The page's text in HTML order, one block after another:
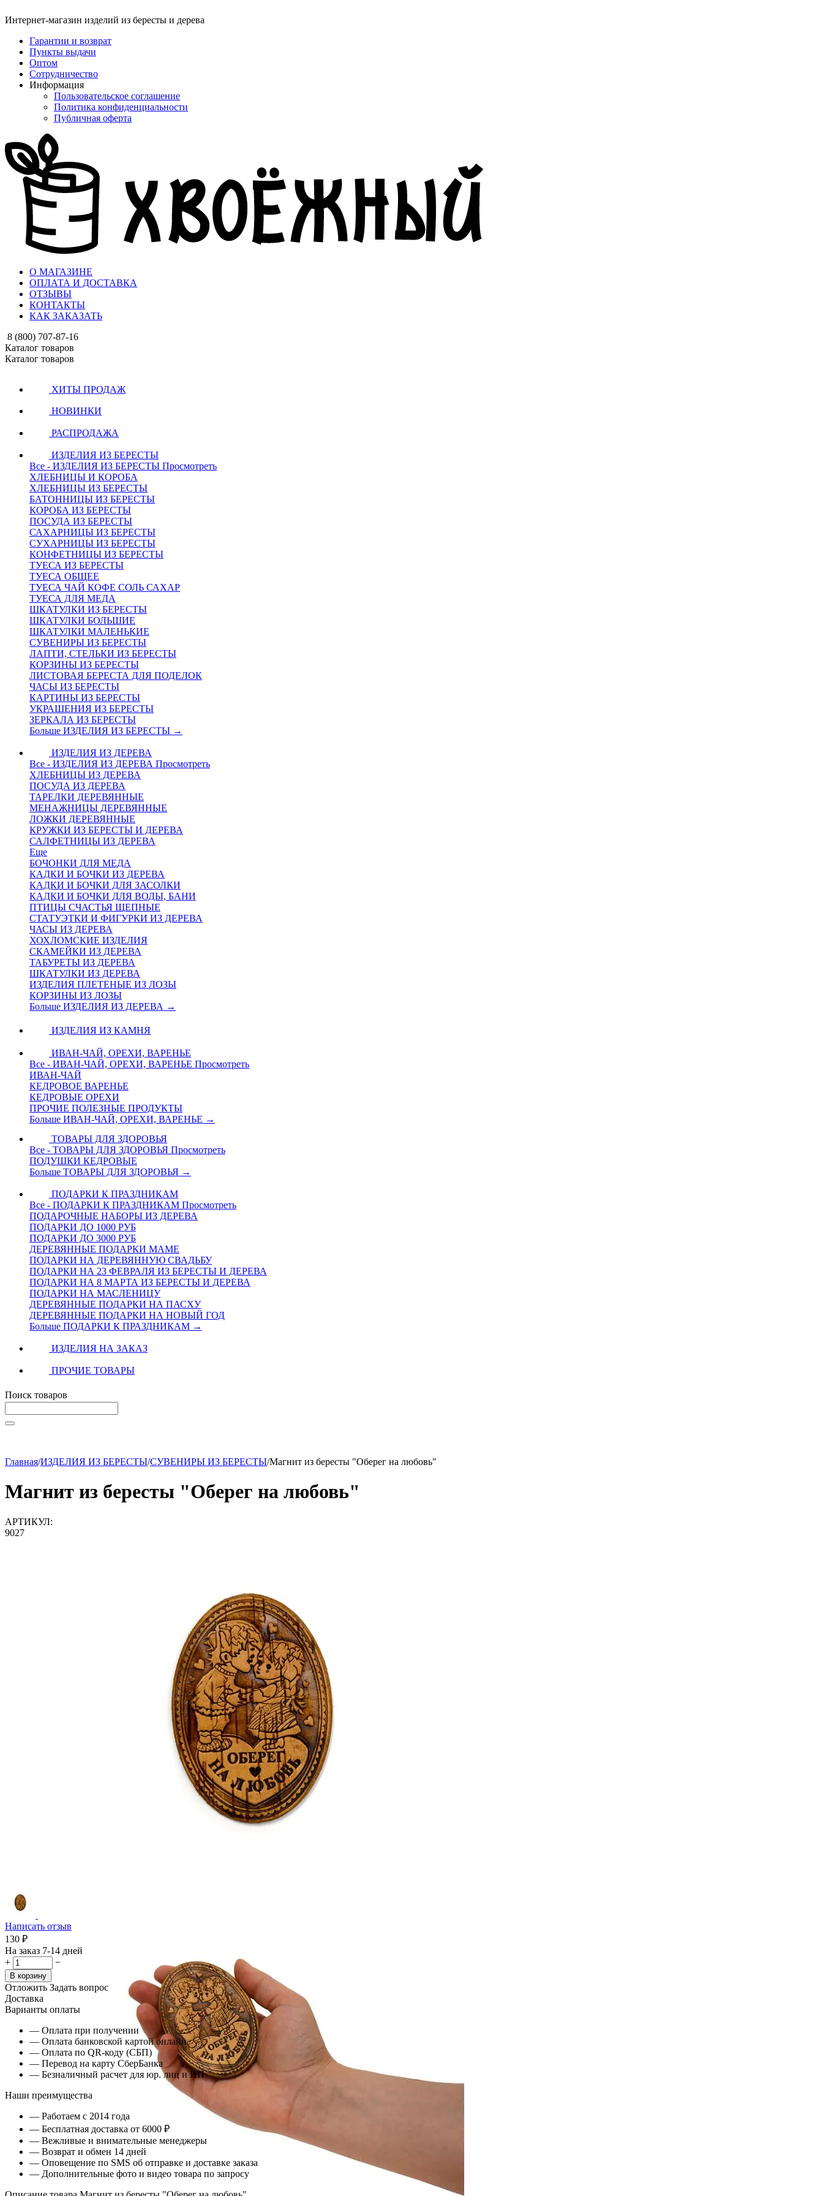
Интернет-магазин изделий из бересты и дерева
Гарантии и возврат
Пункты выдачи
Оптом
Сотрудничество
Информация
Пользовательское соглашение
Политика конфиденциальности
Публичная оферта
О МАГАЗИНЕ
ОПЛАТА И ДОСТАВКА
ОТЗЫВЫ
КОНТАКТЫ
КАК ЗАКАЗАТЬ
8 (800) 707-87-16
Каталог товаров
Каталог товаров
ХИТЫ ПРОДАЖ
НОВИНКИ
РАСПРОДАЖА
ИЗДЕЛИЯ ИЗ БЕРЕСТЫ
Все - ИЗДЕЛИЯ ИЗ БЕРЕСТЫ Просмотреть
ХЛЕБНИЦЫ И КОРОБА
ХЛЕБНИЦЫ ИЗ БЕРЕСТЫ
БАТОННИЦЫ ИЗ БЕРЕСТЫ
КОРОБА ИЗ БЕРЕСТЫ
ПОСУДА ИЗ БЕРЕСТЫ
САХАРНИЦЫ ИЗ БЕРЕСТЫ
СУХАРНИЦЫ ИЗ БЕРЕСТЫ
КОНФЕТНИЦЫ ИЗ БЕРЕСТЫ
ТУЕСА ИЗ БЕРЕСТЫ
ТУЕСА ОБЩЕЕ
ТУЕСА ЧАЙ КОФЕ СОЛЬ САХАР
ТУЕСА ДЛЯ МЕДА
ШКАТУЛКИ ИЗ БЕРЕСТЫ
ШКАТУЛКИ БОЛЬШИЕ
ШКАТУЛКИ МАЛЕНЬКИЕ
СУВЕНИРЫ ИЗ БЕРЕСТЫ
ЛАПТИ, СТЕЛЬКИ ИЗ БЕРЕСТЫ
КОРЗИНЫ ИЗ БЕРЕСТЫ
ЛИСТОВАЯ БЕРЕСТА ДЛЯ ПОДЕЛОК
ЧАСЫ ИЗ БЕРЕСТЫ
КАРТИНЫ ИЗ БЕРЕСТЫ
УКРАШЕНИЯ ИЗ БЕРЕСТЫ
ЗЕРКАЛА ИЗ БЕРЕСТЫ
Больше ИЗДЕЛИЯ ИЗ БЕРЕСТЫ →
ИЗДЕЛИЯ ИЗ ДЕРЕВА
Все - ИЗДЕЛИЯ ИЗ ДЕРЕВА Просмотреть
ХЛЕБНИЦЫ ИЗ ДЕРЕВА
ПОСУДА ИЗ ДЕРЕВА
ТАРЕЛКИ ДЕРЕВЯННЫЕ
МЕНАЖНИЦЫ ДЕРЕВЯННЫЕ
ЛОЖКИ ДЕРЕВЯННЫЕ
КРУЖКИ ИЗ БЕРЕСТЫ И ДЕРЕВА
САЛФЕТНИЦЫ ИЗ ДЕРЕВА
Еще
БОЧОНКИ ДЛЯ МЕДА
КАДКИ И БОЧКИ ИЗ ДЕРЕВА
КАДКИ И БОЧКИ ДЛЯ ЗАСОЛКИ
КАДКИ И БОЧКИ ДЛЯ ВОДЫ, БАНИ
ПТИЦЫ СЧАСТЬЯ ЩЕПНЫЕ
СТАТУЭТКИ И ФИГУРКИ ИЗ ДЕРЕВА
ЧАСЫ ИЗ ДЕРЕВА
ХОХЛОМСКИЕ ИЗДЕЛИЯ
СКАМЕЙКИ ИЗ ДЕРЕВА
ТАБУРЕТЫ ИЗ ДЕРЕВА
ШКАТУЛКИ ИЗ ДЕРЕВА
ИЗДЕЛИЯ ПЛЕТЕНЫЕ ИЗ ЛОЗЫ
КОРЗИНЫ ИЗ ЛОЗЫ
Больше ИЗДЕЛИЯ ИЗ ДЕРЕВА →
ИЗДЕЛИЯ ИЗ КАМНЯ
ИВАН-ЧАЙ, ОРЕХИ, ВАРЕНЬЕ
Все - ИВАН-ЧАЙ, ОРЕХИ, ВАРЕНЬЕ Просмотреть
ИВАН-ЧАЙ
КЕДРОВОЕ ВАРЕНЬЕ
КЕДРОВЫЕ ОРЕХИ
ПРОЧИЕ ПОЛЕЗНЫЕ ПРОДУКТЫ
Больше ИВАН-ЧАЙ, ОРЕХИ, ВАРЕНЬЕ →
ТОВАРЫ ДЛЯ ЗДОРОВЬЯ
Все - ТОВАРЫ ДЛЯ ЗДОРОВЬЯ Просмотреть
ПОДУШКИ КЕДРОВЫЕ
Больше ТОВАРЫ ДЛЯ ЗДОРОВЬЯ →
ПОДАРКИ К ПРАЗДНИКАМ
Все - ПОДАРКИ К ПРАЗДНИКАМ Просмотреть
ПОДАРОЧНЫЕ НАБОРЫ ИЗ ДЕРЕВА
ПОДАРКИ ДО 1000 РУБ
ПОДАРКИ ДО 3000 РУБ
ДЕРЕВЯННЫЕ ПОДАРКИ МАМЕ
ПОДАРКИ НА ДЕРЕВЯННУЮ СВАДЬБУ
ПОДАРКИ НА 23 ФЕВРАЛЯ ИЗ БЕРЕСТЫ И ДЕРЕВА
ПОДАРКИ НА 8 МАРТА ИЗ БЕРЕСТЫ И ДЕРЕВА
ПОДАРКИ НА МАСЛЕНИЦУ
ДЕРЕВЯННЫЕ ПОДАРКИ НА ПАСХУ
ДЕРЕВЯННЫЕ ПОДАРКИ НА НОВЫЙ ГОД
Больше ПОДАРКИ К ПРАЗДНИКАМ →
ИЗДЕЛИЯ НА ЗАКАЗ
ПРОЧИЕ ТОВАРЫ
Поиск товаров
Главная/ИЗДЕЛИЯ ИЗ БЕРЕСТЫ/СУВЕНИРЫ ИЗ БЕРЕСТЫ/Магнит из бересты "Оберег на любовь"
Магнит из бересты "Оберег на любовь"
АРТИКУЛ:
9027
Написать отзыв
‍130‍ ₽
На заказ 7-14 дней
+
−
В корзину
Отложить Задать вопрос
Доставка
Варианты оплаты
— Оплата при получении
— Оплата банковской картой онлайн
— Оплата по QR-коду (СБП)
— Перевод на карту СберБанка
— Безналичный расчет для юр. лиц и ИП
Наши преимущества
— Работаем с 2014 года
— Бесплатная доставка от 6000 ₽
— Вежливые и внимательные менеджеры
— Возврат и обмен 14 дней
— Оповещение по SMS об отправке и доставке заказа
— Дополнительные фото и видео товара по запросу